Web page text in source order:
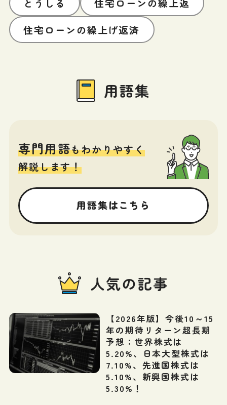
とうしる
住宅ローンの繰上返
住宅ローンの繰上げ返済
用語集
専門用語もわかりやすく
解説します！
用語集はこちら
人気の記事
【2026年版】今後10～15
年の期待リターン超長期
予想：世界株式は
5.20%、日本大型株式は
7.10%、先進国株式は
5.10%、新興国株式は
5.30%！